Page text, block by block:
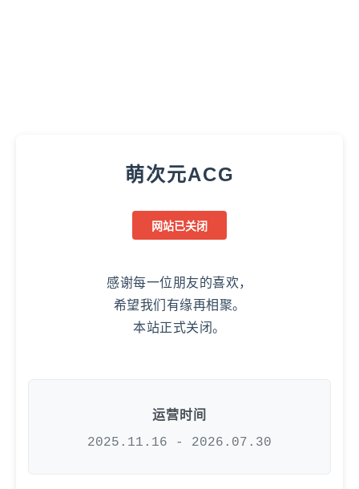
萌次元ACG
网站已关闭
感谢每一位朋友的喜欢，
希望我们有缘再相聚。
本站正式关闭。
运营时间
2025.11.16 - 2026.07.30